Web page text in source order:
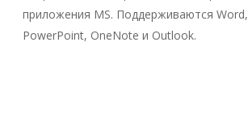
приложения MS. Поддерживаются Word,
PowerPoint, OneNote и Outlook.